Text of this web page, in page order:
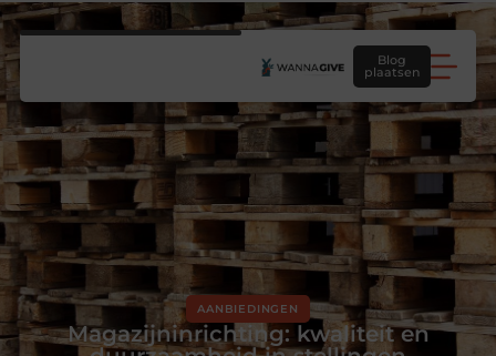
Blog
plaatsen
AANBIEDINGEN
Magazijninrichting: kwaliteit en